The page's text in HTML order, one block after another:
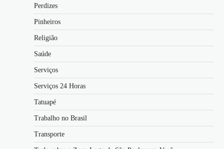
Perdizes
Pinheiros
Religião
Saúde
Serviços
Serviços 24 Horas
Tatuapé
Trabalho no Brasil
Transporte